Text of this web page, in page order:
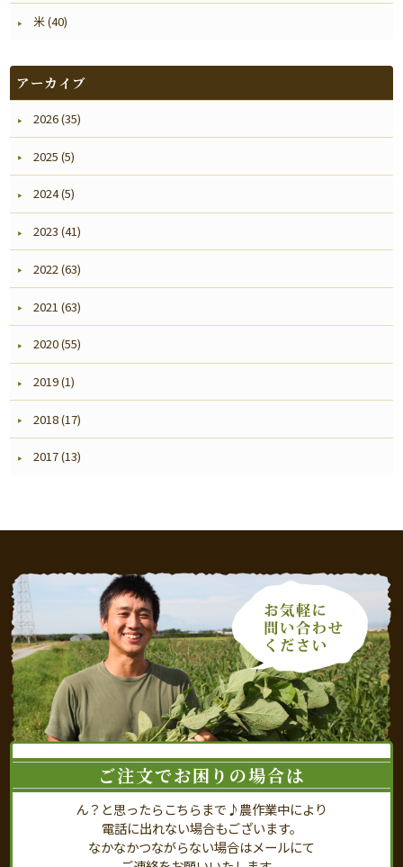
米 (40)
アーカイブ
2026 (35)
2025 (5)
2024 (5)
2023 (41)
2022 (63)
2021 (63)
2020 (55)
2019 (1)
2018 (17)
2017 (13)
ご注文でお困りの場合は
ん？と思ったらこちらまで♪農作業中により
電話に出れない場合もございます。
なかなかつながらない場合はメールにて